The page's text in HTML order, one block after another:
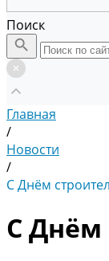
Поиск
Главная
/
Новости
/
С Днём
С Днём